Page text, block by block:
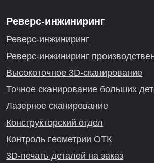
Реверс-инжиниринг
Реверс-инжиниринг
Реверс-инжиниринг
Высокоточное 3D-сканирование
Точное сканирование больших
Лазерное сканирование
Конструкторский отдел
Контроль геометрии ОТК
3D-печать деталей на заказ